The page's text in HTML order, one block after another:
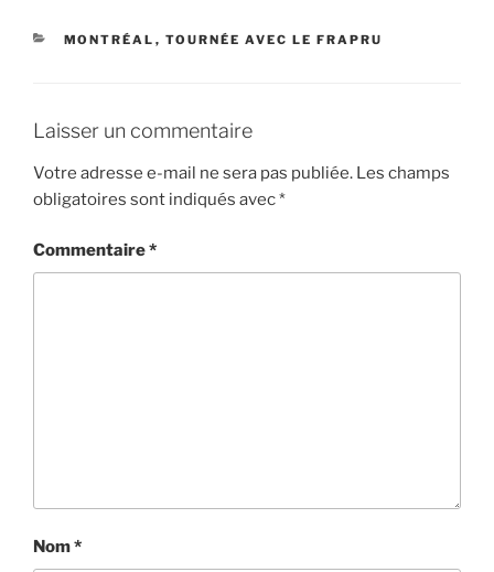
CATÉGORIES
MONTRÉAL , TOURNÉE AVEC LE FRAPRU
Laisser un commentaire
Votre adresse e-mail ne sera pas publiée. Les champs
obligatoires sont indiqués avec*
Commentaire*
Nom*